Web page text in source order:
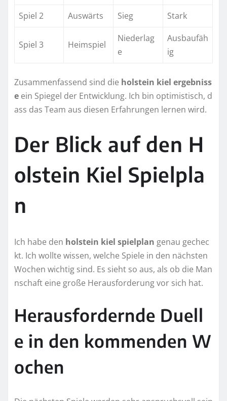
Spiel 2 Auswärts Sieg Stark
Spiel 3 Heimspiel
Niederlag
e
Ausbaufäh
ig
Zusammenfassend sind die holstein kiel ergebniss
e ein Spiegel der Entwicklung. Ich bin optimistisch, d
ass das Team aus diesen Erfahrungen lernen wird.
Der Blick auf den H
olstein Kiel Spielpla
n
Ich habe den holstein kiel spielplan genau gechec
kt. Ich wollte wissen, welche Spiele in den nächsten
Wochen wichtig sind. Es sieht so aus, als ob die Man
nschaft eine große Herausforderung vor sich hat.
Herausfordernde Duell
e in den kommenden W
ochen